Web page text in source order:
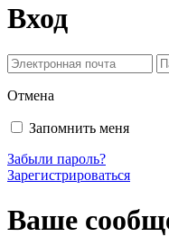
Вход
Отмена
Запомнить меня
Забыли пароль?
Зарегистрироваться
Ваше